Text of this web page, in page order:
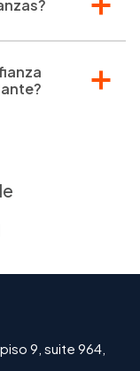
9, suite 964,